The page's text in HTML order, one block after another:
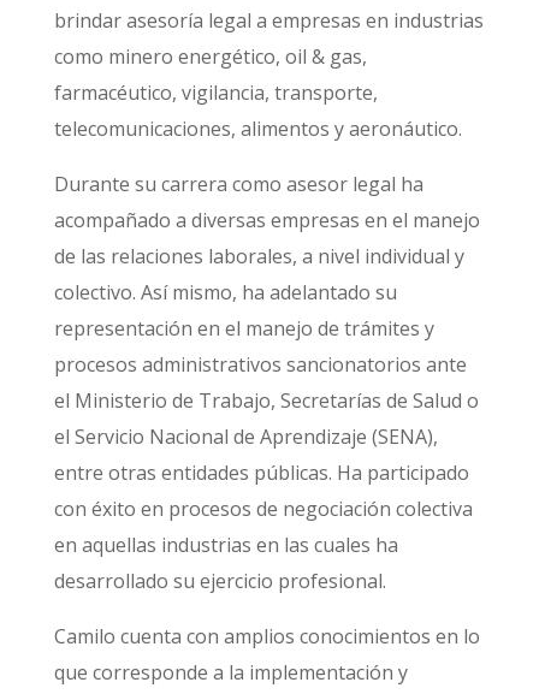
brindar asesoría legal a empresas en industrias
como minero energético, oil & gas,
farmacéutico, vigilancia, transporte,
telecomunicaciones, alimentos y aeronáutico.
Durante su carrera como asesor legal ha
acompañado a diversas empresas en el manejo
de las relaciones laborales, a nivel individual y
colectivo. Así mismo, ha adelantado su
representación en el manejo de trámites y
procesos administrativos sancionatorios ante
el Ministerio de Trabajo, Secretarías de Salud o
el Servicio Nacional de Aprendizaje (SENA),
entre otras entidades públicas. Ha participado
con éxito en procesos de negociación colectiva
en aquellas industrias en las cuales ha
desarrollado su ejercicio profesional.
Camilo cuenta con amplios conocimientos en lo
que corresponde a la implementación y